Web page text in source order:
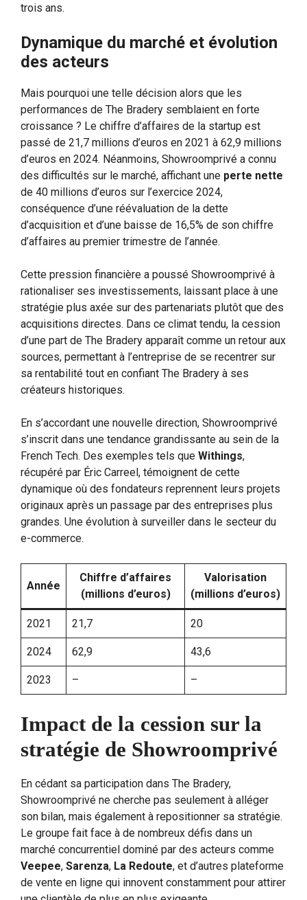
trois ans.
Dynamique du marché et évolution
des acteurs
Mais pourquoi une telle décision alors que les
performances de The Bradery semblaient en forte
croissance ? Le chiffre d’affaires de la startup est
passé de 21,7 millions d’euros en 2021 à 62,9 millions
d’euros en 2024. Néanmoins, Showroomprivé a connu
des difficultés sur le marché, affichant une perte nette
de 40 millions d’euros sur l’exercice 2024,
conséquence d’une réévaluation de la dette
d’acquisition et d’une baisse de 16,5% de son chiffre
d’affaires au premier trimestre de l’année.
Cette pression financière a poussé Showroomprivé à
rationaliser ses investissements, laissant place à une
stratégie plus axée sur des partenariats plutôt que des
acquisitions directes. Dans ce climat tendu, la cession
d’une part de The Bradery apparaît comme un retour aux
sources, permettant à l’entreprise de se recentrer sur
sa rentabilité tout en confiant The Bradery à ses
créateurs historiques.
En s’accordant une nouvelle direction, Showroomprivé
s’inscrit dans une tendance grandissante au sein de la
French Tech. Des exemples tels que Withings,
récupéré par Éric Carreel, témoignent de cette
dynamique où des fondateurs reprennent leurs projets
originaux après un passage par des entreprises plus
grandes. Une évolution à surveiller dans le secteur du
e-commerce.
Année
Chiffre d’affaires
(millions d’euros)
Valorisation
(millions d’euros)
2021 21,7 20
2024 62,9 43,6
2023 – –
Impact de la cession sur la
stratégie de Showroomprivé
En cédant sa participation dans The Bradery,
Showroomprivé ne cherche pas seulement à alléger
son bilan, mais également à repositionner sa stratégie.
Le groupe fait face à de nombreux défis dans un
marché concurrentiel dominé par des acteurs comme
Veepee, Sarenza, La Redoute, et d’autres plateforme
de vente en ligne qui innovent constamment pour attirer